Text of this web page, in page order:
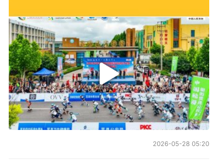
2026-05-28 05:20